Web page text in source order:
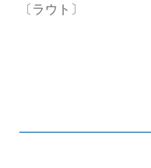
〔ラウト〕